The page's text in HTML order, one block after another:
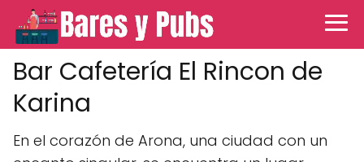
Bar Cafetería El Rincon de
Karina
En el corazón de Arona, una ciudad con un